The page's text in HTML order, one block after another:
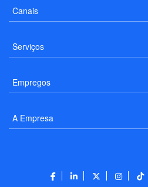
Canais
Serviços
Empregos
A Empresa